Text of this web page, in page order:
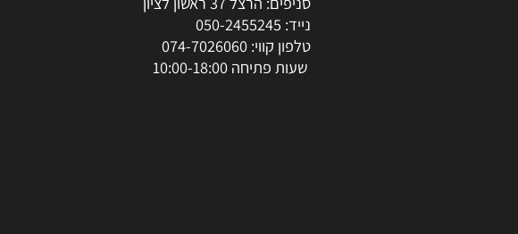
צור קשר
סניפים: הרצל 37 ראשון לציון